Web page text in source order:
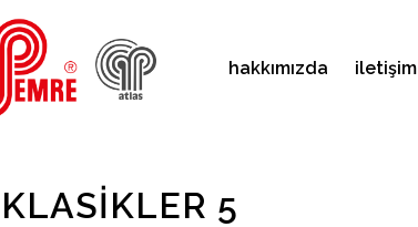
hakkımızda i̇letişim
5